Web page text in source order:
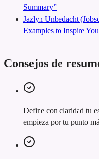
Summary”
Jazlyn Unbedacht
Examples to Inspire
Consejos de
Define con claridad tu
empieza por tu punto